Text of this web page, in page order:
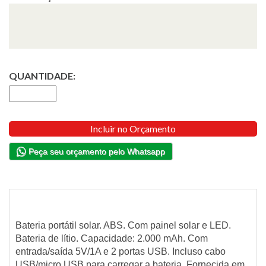
QUANTIDADE:
Incluir no Orçamento
Peça seu orçamento pelo Whatsapp
Bateria portátil solar. ABS. Com painel solar e LED.
Bateria de lítio. Capacidade: 2.000 mAh. Com
entrada/saída 5V/1A e 2 portas USB. Incluso cabo